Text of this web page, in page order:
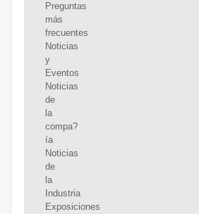
Preguntas
más
frecuentes
Noticias
y
Eventos
Noticias
de
la
compa?
ía
Noticias
de
la
Industria
Exposiciones